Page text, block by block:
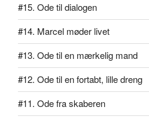
#15. Ode til dialogen
#14. Marcel møder livet
#13. Ode til en mærkelig mand
#12. Ode til en fortabt, lille dreng
#11. Ode fra skaberen